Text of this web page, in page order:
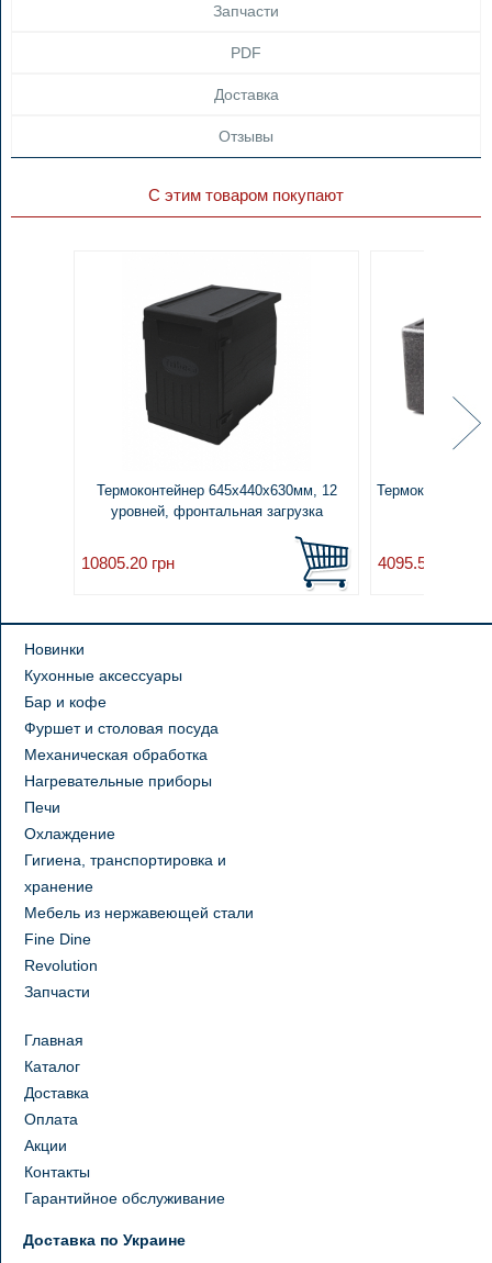
Запчасти
PDF
Доставка
Отзывы
С этим товаром покупают
Термоконтейнер 645х440х630мм, 12
уровней, фронтальная загрузка
10805.20 грн
Термоконтейнер
4095.53
Новинки
Кухонные аксессуары
Бар и кофе
Фуршет и столовая посуда
Механическая обработка
Нагревательные приборы
Печи
Охлаждение
Гигиена, транспортировка и
хранение
Мебель из нержавеющей стали
Fine Dine
Revolution
Запчасти
Главная
Каталог
Доставка
Оплата
Акции
Контакты
Гарантийное обслуживание
Доставка по Украине